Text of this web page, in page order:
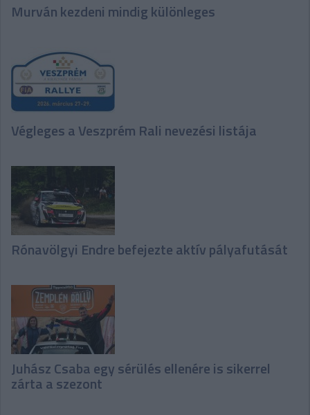
Murván kezdeni mindig különleges
Végleges a Veszprém Rali nevezési listája
Rónavölgyi Endre befejezte aktív pályafutását
Juhász Csaba egy sérülés ellenére is sikerrel
zárta a szezont